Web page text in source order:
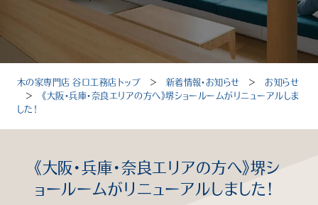
受付時間：10～18時（定休日：毎週水曜、毎月第3火曜）
トップ
選ばれる理由
知る
木の家専門店 谷口工務店トップ ＞ 新着情報・お知らせ ＞お知らせ
＞《大阪・兵庫・奈良エリアの方へ》堺ショールームがリニューアルしま
した！
《大阪・兵庫・奈良エリアの方へ》堺シ
ョールームがリニューアルしました！